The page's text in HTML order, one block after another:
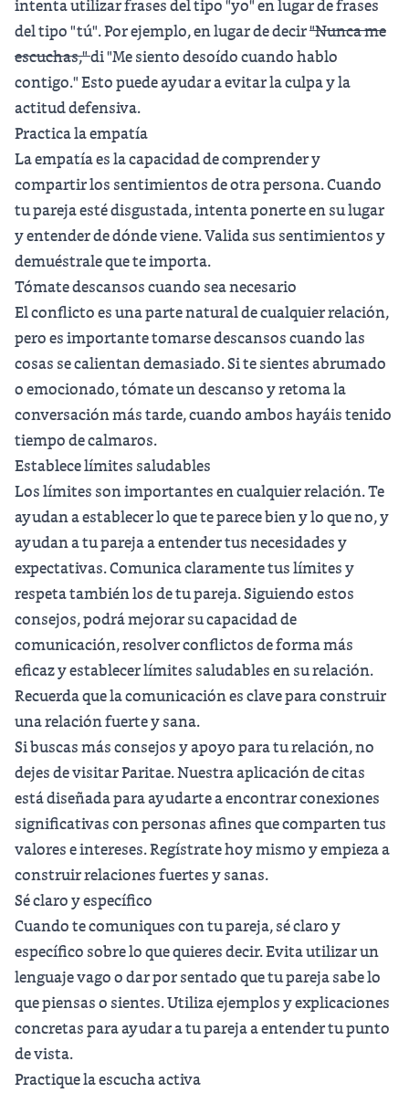
intenta utilizar frases del tipo "yo" en lugar de frases
del tipo "tú". Por ejemplo, en lugar de decir"Nunca me
escuchas,"di "Me siento desoído cuando hablo
contigo." Esto puede ayudar a evitar la culpa y la
actitud defensiva.
Practica la empatía
La empatía es la capacidad de comprender y
compartir los sentimientos de otra persona. Cuando
tu pareja esté disgustada, intenta ponerte en su lugar
y entender de dónde viene. Valida sus sentimientos y
demuéstrale que te importa.
Tómate descansos cuando sea necesario
El conflicto es una parte natural de cualquier relación,
pero es importante tomarse descansos cuando las
cosas se calientan demasiado. Si te sientes abrumado
o emocionado, tómate un descanso y retoma la
conversación más tarde, cuando ambos hayáis tenido
tiempo de calmaros.
Establece límites saludables
Los límites son importantes en cualquier relación. Te
ayudan a establecer lo que te parece bien y lo que no, y
ayudan a tu pareja a entender tus necesidades y
expectativas. Comunica claramente tus límites y
respeta también los de tu pareja. Siguiendo estos
consejos, podrá mejorar su capacidad de
comunicación, resolver conflictos de forma más
eficaz y establecer límites saludables en su relación.
Recuerda que la comunicación es clave para construir
una relación fuerte y sana.
Si buscas más consejos y apoyo para tu relación, no
dejes de visitarParitae. Nuestra aplicación de citas
está diseñada para ayudarte a encontrar conexiones
significativas con personas afines que comparten tus
valores e intereses. Regístrate hoy mismo y empieza a
construir relaciones fuertes y sanas.
Sé claro y específico
Cuando te comuniques con tu pareja, sé claro y
específico sobre lo que quieres decir. Evita utilizar un
lenguaje vago o dar por sentado que tu pareja sabe lo
que piensas o sientes. Utiliza ejemplos y explicaciones
concretas para ayudar a tu pareja a entender tu punto
de vista.
Practique la escucha activa